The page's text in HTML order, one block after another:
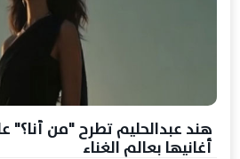
هند عبدالحليم تطرح "من
أغانيها بعالم الغناء